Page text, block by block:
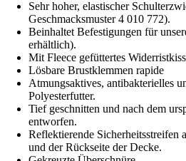
Sehr hoher, elastischer
Geschmacksmuster 4 010 772).
Beinhaltet Befestigungen für
erhältlich).
Mit Fleece gefüttertes
Lösbare Brustklemmen rapide
Atmungsaktives, antibakterielles
Polyesterfutter.
Tief geschnitten und nach dem
entworfen.
Reflektierende Sicherheitsstreifen
und der Rückseite der Decke.